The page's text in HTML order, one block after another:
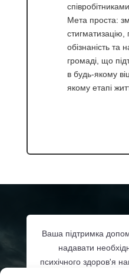
Мета проста:
стигматизацію,
обізнаність та
громаді, що
в будь-якому
якому етапі
Ваша підтримка
надавати
психічного здоров'я